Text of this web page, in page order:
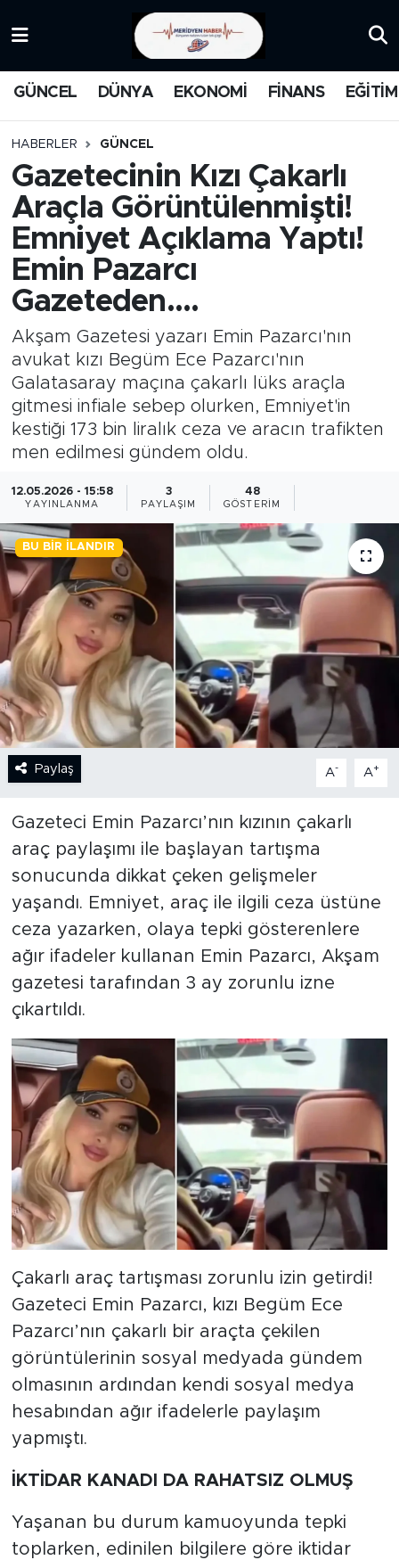
GÜNCEL DÜNYA EKONOMİ FİNANS EĞİTİM
HABERLER GÜNCEL
Gazetecinin Kızı Çakarlı
Araçla Görüntülenmişti!
Emniyet Açıklama Yaptı!
Emin Pazarcı
Gazeteden....
Akşam Gazetesi yazarı Emin Pazarcı'nın
avukat kızı Begüm Ece Pazarcı'nın
Galatasaray maçına çakarlı lüks araçla
gitmesi infiale sebep olurken, Emniyet'in
kestiği 173 bin liralık ceza ve aracın trafikten
men edilmesi gündem oldu.
12.05.2026 - 15:58
YAYINLANMA
3
PAYLAŞIM
48
GÖSTERIM
BU BIR İLANDIR
Paylaş A- A+
Gazeteci Emin Pazarcı’nın kızının çakarlı
araç paylaşımı ile başlayan tartışma
sonucunda dikkat çeken gelişmeler
yaşandı. Emniyet, araç ile ilgili ceza üstüne
ceza yazarken, olaya tepki gösterenlere
ağır ifadeler kullanan Emin Pazarcı, Akşam
gazetesi tarafından 3 ay zorunlu izne
çıkartıldı.
Çakarlı araç tartışması zorunlu izin getirdi!
Gazeteci Emin Pazarcı, kızı Begüm Ece
Pazarcı’nın çakarlı bir araçta çekilen
görüntülerinin sosyal medyada gündem
olmasının ardından kendi sosyal medya
hesabından ağır ifadelerle paylaşım
yapmıştı.
İKTİDAR KANADI DA RAHATSIZ OLMUŞ
Yaşanan bu durum kamuoyunda tepki
toplarken, edinilen bilgilere göre iktidar
MEDYA
FİNANS
DÜNYA
GÜNCEL
KARİKATÜR
BİLİM-TEKNOLOJİ
ANALİZ
NOSTALJİ
KULİS
YAZARLAR
DİNİ
POLİTİKA
SPOR
KÜLTÜR SANAT
YAŞAM
TARİHTEN GÜNÜMÜZE
KADIN
SAĞLIK
SİYASET
MEDYA KÖŞESİ
FOTO GALERİ
VİDEOLAR
ALINTI YAZARLAR
SOSYAL MEDYA
Trafik Durumu
Süper Lig Puan Durumu ve Fikstür
Tüm Manşetler
Son Dakika Haberleri
Haber Arşivi